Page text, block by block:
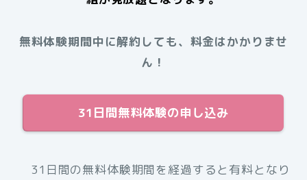
無料体験期間中に解約しても、料金はかかりませ
ん！
31日間無料体験の申し込み
31日間の無料体験期間を経過すると有料となり